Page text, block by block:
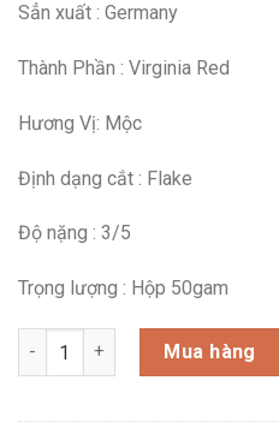
Sẳn xuất : Germany
Thành Phần : Virginia Red
Hương Vị: Mộc
Định dạng cắt : Flake
Độ nặng : 3/5
Trọng lượng : Hộp 50gam
Wessex Gold Virginia Flake số
Mua hàng